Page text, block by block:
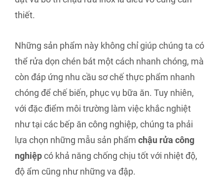
thiết.
Những sản phẩm này không chỉ giúp chúng ta có
thể rửa dọn chén bát một cách nhanh chóng, mà
còn đáp ứng nhu cầu sơ chế thực phẩm nhanh
chóng để chế biến, phục vụ bữa ăn. Tuy nhiên,
với đặc điểm môi trường làm việc khắc nghiệt
như tại các bếp ăn công nghiệp, chúng ta phải
lựa chọn những mẫu sản phẩm chậu rửa công
nghiệpcó khả năng chống chịu tốt với nhiệt độ,
độ ẩm cũng như những va đập.